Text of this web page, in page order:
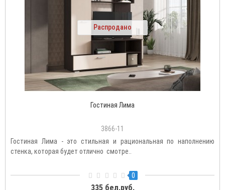
Распродано
Гостиная Лима
3866-11
Гостиная Лима - это стильная и рациональная по наполнению
стенка, которая будет отлично смотре..
0
335 бел.руб.